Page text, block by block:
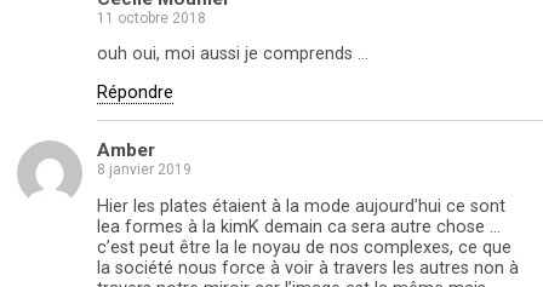
11 octobre 2018
ouh oui, moi aussi je comprends …
Répondre
Amber
8 janvier 2019
Hier les plates étaient à la mode aujourd’hui ce sont
lea formes à la kimK demain ca sera autre chose …
c’est peut être la le noyau de nos complexes, ce que
la société nous force à voir à travers les autres non à